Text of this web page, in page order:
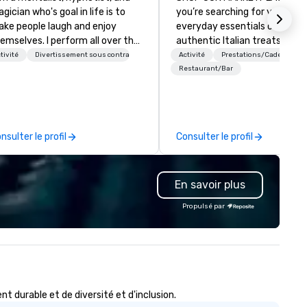
who's goal in life is to
people laugh and enjoy
I perform all over the
bringing my own unique
make your event a success.
Divertissement sous contrat
le profil
you’re searching for your
everyday essentials or
authentic Italian treats,
our marketplace for local
delivery. Shop now! ORDER
Pizza & La Pasta. Place your
today! WHAT’S HAPPENING AT
EATALY? From curated
experiences to traditional
bites, check out what’s
at your nearest Eataly!
Activité
Prestations/Cadeaux
Restaurant/Bar
Consulter le profil
En savoir plus
Propulsé par
durable et de diversité et d'inclusion.